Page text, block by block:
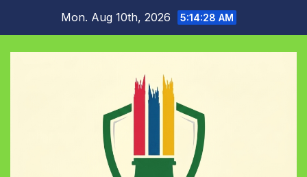
content
Mon. Aug 10th, 2026 5:14:29 AM